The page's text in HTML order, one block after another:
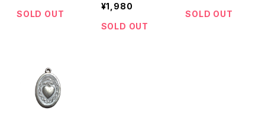
SOLD OUT
¥1,980
SOLD OUT
SOLD OUT